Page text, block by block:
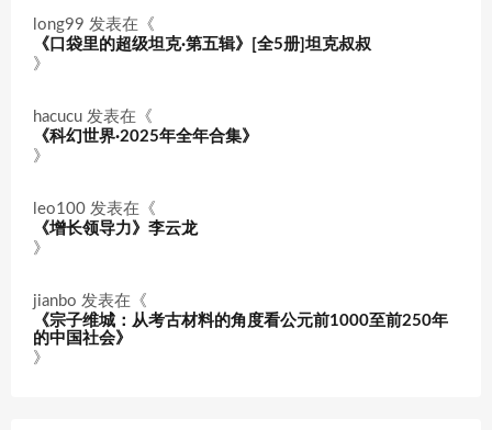
long99 发表在《
《口袋里的超级坦克·第五辑》[全5册]坦克叔叔
》
hacucu 发表在《
《科幻世界·2025年全年合集》
》
leo100 发表在《
《增长领导力》李云龙
》
jianbo 发表在《
《宗子维城：从考古材料的角度看公元前1000至前250年
的中国社会》
》